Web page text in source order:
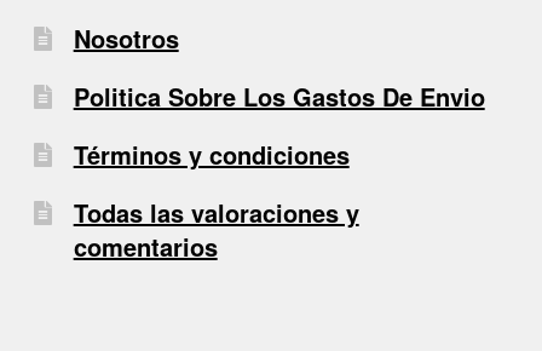
Nosotros
Politica Sobre Los Gastos De Envio
Términos y condiciones
Todas las valoraciones y
comentarios